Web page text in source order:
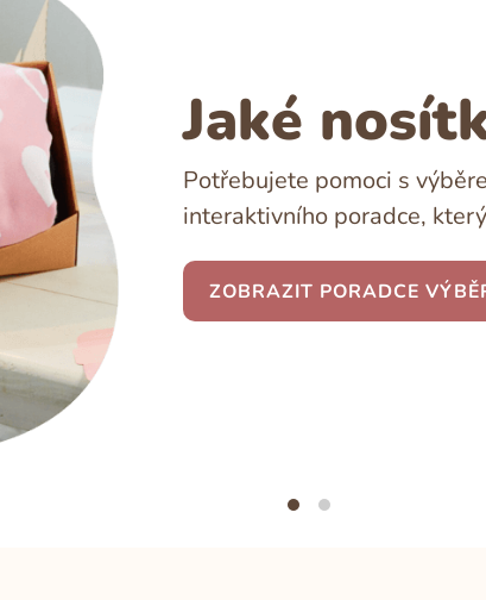
Jaké
Potřebujete pomoci s
interaktivního poradce,
ZOBRAZIT PORADCE